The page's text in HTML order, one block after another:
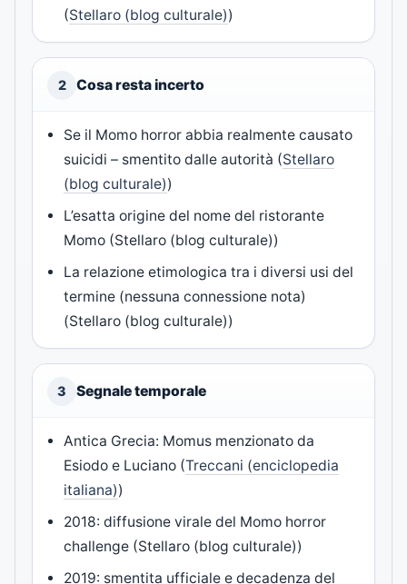
(Stellaro (blog culturale))
2 Cosa resta incerto
Se il Momo horror abbia realmente causato
suicidi – smentito dalle autorità (Stellaro
(blog culturale))
L’esatta origine del nome del ristorante
Momo (Stellaro (blog culturale))
La relazione etimologica tra i diversi usi del
termine (nessuna connessione nota)
(Stellaro (blog culturale))
3 Segnale temporale
Antica Grecia: Momus menzionato da
Esiodo e Luciano (Treccani (enciclopedia
italiana))
2018: diffusione virale del Momo horror
challenge (Stellaro (blog culturale))
2019: smentita ufficiale e decadenza del